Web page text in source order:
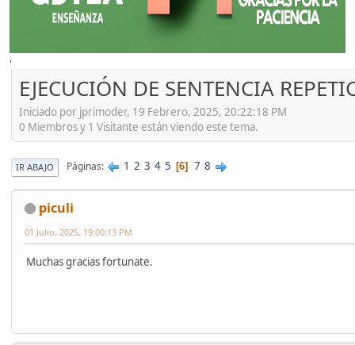
'
EJECUCIÓN DE SENTENCIA
Iniciado por jprimoder, 19 Febrero, 2025, 20:22:18 PM
0 Miembros y 1 Visitante están viendo este tema.
IR ABAJO Páginas 1 2 3 4 5 6 7 8
piculi
01 Julio, 2025, 19:00:13 PM
Muchas gracias fortunate.